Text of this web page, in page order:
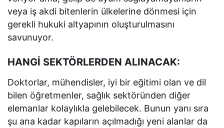
veya iş akdi bitenlerin ülkelerine dönmesi için
gerekli hukuki altyapının oluşturulmasını
savunuyor.
HANGİ SEKTÖRLERDEN ALINACAK:
Doktorlar, mühendisler, iyi bir eğitimi olan ve dil
bilen öğretmenler, sağlık sektöründen diğer
elemanlar kolaylıkla gelebilecek. Bunun yanı sıra
şu ana kadar kapıların açılmadığı yeni alanlar da